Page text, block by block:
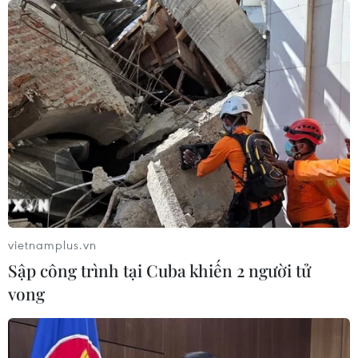
Trong phòng Lab giám định
ADN: Nơi khoa học thắp hy vọng đưa
các liệt sĩ trở về
23/07/2026 09:18
Chiến dịch 500 ngày đêm:
Khi khoa học mở đường đưa các liệt
sĩ trở về
Liệu pháp thức thần mở ra hướng
phát triển mới cho công nghệ sinh
học
22/07/2026 07:18
vietnamplus.vn
Sập công trình tại Cuba khiến 2 người tử
vong